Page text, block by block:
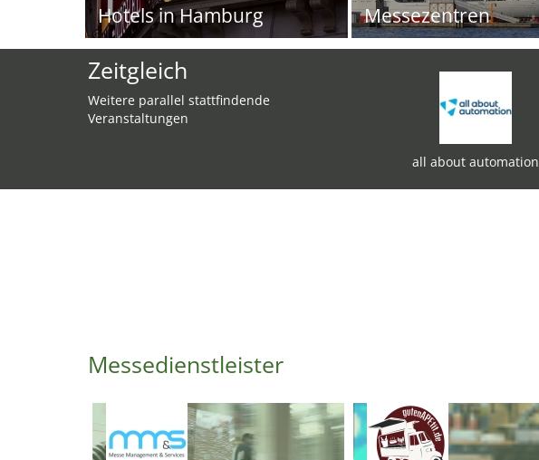
Hotels in Hamburg Messezentren
Zeitgleich
Weitere parallel stattfindende
Veranstaltungen
all about automation
Messedienstleister